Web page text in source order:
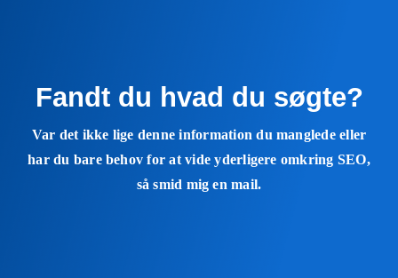
Fandt du hvad du søgte?
Var det ikke lige denne information du manglede eller
har du bare behov for at vide yderligere omkring SEO,
så smid mig en mail.